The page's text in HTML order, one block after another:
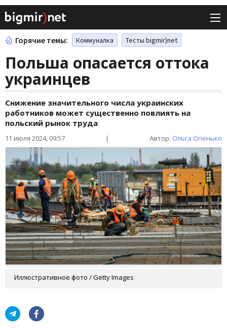
Горячие темы: Коммуналка Тесты bigmir)net
Польша опасается оттока
украинцев
Снижение значительного числа украинских
работников может существенно повлиять на
польский рынок труда
11 июля 2024, 09:57 | Автор: Ольга Опенько
Иллюстративное фото / Getty Images